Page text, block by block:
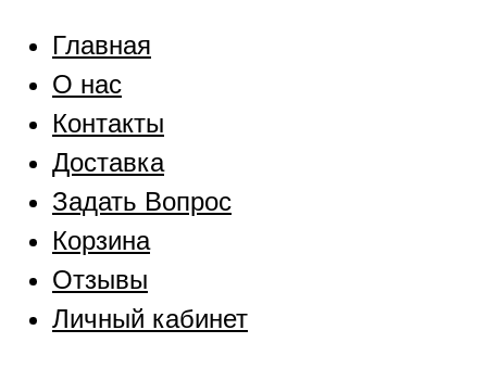
Главная
О нас
Контакты
Доставка
Задать Вопрос
Корзина
Отзывы
Личный кабинет